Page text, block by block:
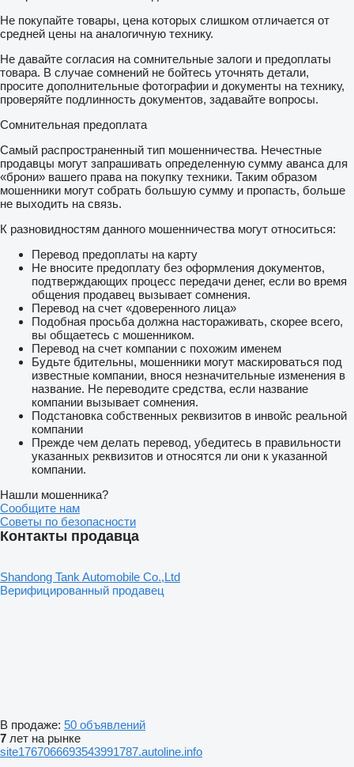
Не покупайте товары, цена которых слишком отличается от
средней цены на аналогичную технику.
Не давайте согласия на сомнительные залоги и предоплаты
товара. В случае сомнений не бойтесь уточнять детали,
просите дополнительные фотографии и документы на технику,
проверяйте подлинность документов, задавайте вопросы.
Сомнительная предоплата
Самый распространенный тип мошенничества. Нечестные
продавцы могут запрашивать определенную сумму аванса для
«брони» вашего права на покупку техники. Таким образом
мошенники могут собрать большую сумму и пропасть, больше
не выходить на связь.
К разновидностям данного мошенничества могут относиться:
Перевод предоплаты на карту
Не вносите предоплату без оформления документов,
подтверждающих процесс передачи денег, если во время
общения продавец вызывает сомнения.
Перевод на счет «доверенного лица»
Подобная просьба должна настораживать, скорее всего,
вы общаетесь с мошенником.
Перевод на счет компании с похожим именем
Будьте бдительны, мошенники могут маскироваться под
известные компании, внося незначительные изменения в
название. Не переводите средства, если название
компании вызывает сомнения.
Подстановка собственных реквизитов в инвойс реальной
компании
Прежде чем делать перевод, убедитесь в правильности
указанных реквизитов и относятся ли они к указанной
компании.
Нашли мошенника?
Сообщите нам
Советы по безопасности
Контакты продавца
Shandong Tank Automobile Co.,Ltd
Верифицированный продавец
В продаже: 50 объявлений
7 лет на рынке
site1767066693543991787.autoline.info